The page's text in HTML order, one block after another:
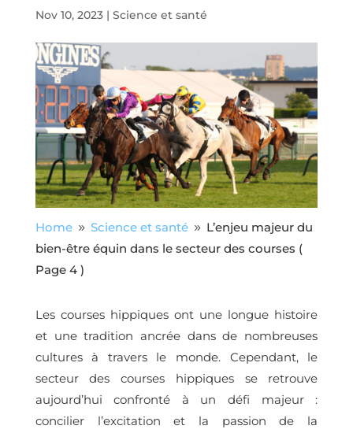
Nov 10, 2023| Science et santé
Home 9 Science et santé 9 L’enjeu majeur du
bien-être équin dans le secteur des courses (
Page 4 )
Les courses hippiques ont une longue histoire
et une tradition ancrée dans de nombreuses
cultures à travers le monde. Cependant, le
secteur des courses hippiques se retrouve
aujourd’hui confronté à un défi majeur :
concilier l’excitation et la passion de la